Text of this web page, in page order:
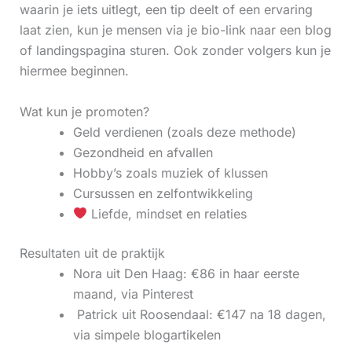
waarin je iets uitlegt, een tip deelt of een ervaring
laat zien, kun je mensen via je bio-link naar een blog
of landingspagina sturen. Ook zonder volgers kun je
hiermee beginnen.
Wat kun je promoten?
Geld verdienen (zoals deze methode)
Gezondheid en afvallen
Hobby’s zoals muziek of klussen
Cursussen en zelfontwikkeling
Liefde, mindset en relaties
Resultaten uit de praktijk
Nora uit Den Haag: €86 in haar eerste
maand, via Pinterest
‍ Patrick uit Roosendaal: €147 na 18 dagen,
via simpele blogartikelen